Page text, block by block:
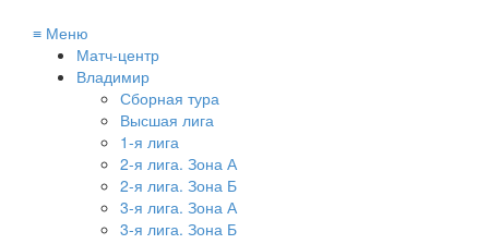
≡ Меню
Матч-центр
Владимир
Сборная тура
Высшая лига
1-я лига
2-я лига. Зона А
2-я лига. Зона Б
3-я лига. Зона А
3-я лига. Зона Б